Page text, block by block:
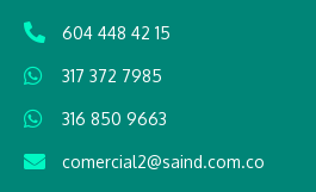
604 448 42 15
317 372 7985
316 850 9663
comercial2@saind.com.co